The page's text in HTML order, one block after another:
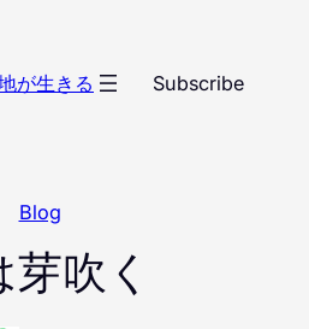
が生きる Subscribe
Blog
吹く